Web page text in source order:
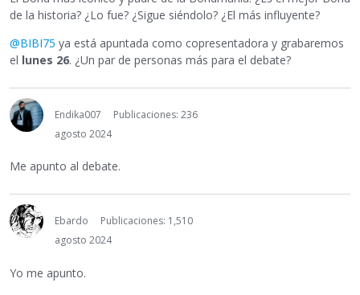
de la historia? ¿Lo fue? ¿Sigue siéndolo? ¿El más influyente?
@BIBI75 ya está apuntada como copresentadora y grabaremos
el lunes 26. ¿Un par de personas más para el debate?
Endika007
Publicaciones: 236
agosto 2024
Me apunto al debate.
Ebardo
Publicaciones: 1,510
agosto 2024
Yo me apunto.